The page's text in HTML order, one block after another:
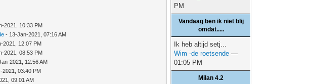
2021, 10:33 PM
- 13-Jan-2021, 07:16 AM
2021, 12:07 PM
2021, 08:53 PM
2021, 12:56 AM
2021, 03:40 PM
09:01 AM
PM
Vandaag ben ik niet blij
omdat.....
Ik heb altijd setj...
Wim -de roetsende —
01:05 PM
Milan 4.2